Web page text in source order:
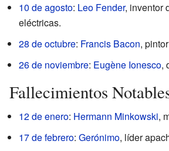
10 de agosto: Leo Fender, inventor
eléctricas.
28 de octubre: Francis Bacon,
26 de noviembre: Eugène Ionesco,
Fallecimientos
12 de enero: Hermann Minkowski,
17 de febrero: Gerónimo, líder